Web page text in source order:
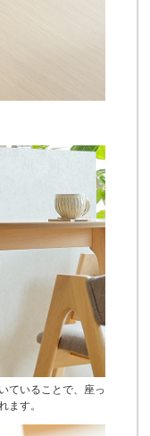
ていることで、座っ
ます。